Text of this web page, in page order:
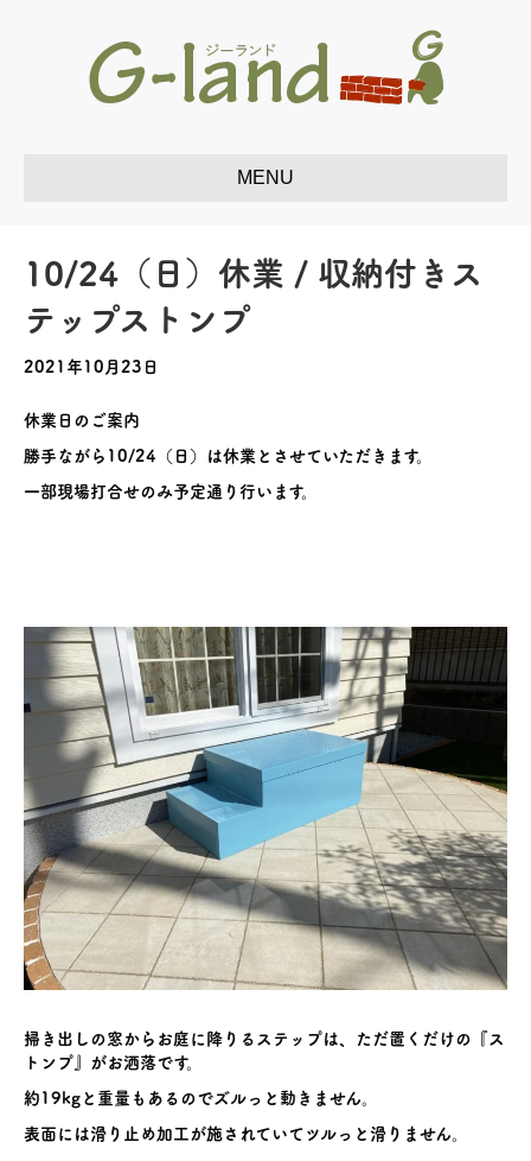
10/24（日）休業 / 収納付きス
テップストンプ
2021年10月23日
休業日のご案内
勝手ながら10/24（日）は休業とさせていただきます。
一部現場打合せのみ予定通り行います。
掃き出しの窓からお庭に降りるステップは、ただ置くだけの『ス
トンプ』がお洒落です。
約19kgと重量もあるのでズルっと動きません。
表面には滑り止め加工が施されていてツルっと滑りません。